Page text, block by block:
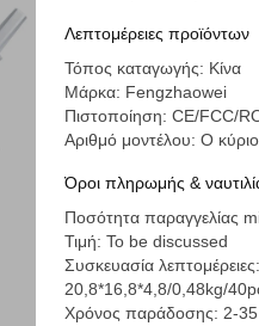
Λεπτομέρειες προϊόντων
Τόπος καταγωγής: Κίνα
Μάρκα: Fengzhaowei
Πιστοποίηση: CE/FCC/
Αριθμό μοντέλου: Ο
Όροι πληρωμής &
Ποσότητα παραγγελίας
Τιμή: To be discussed
Συσκευασία
20,8*16,8*4,8/0,48kg/
Χρόνος παράδοσης: 2-35